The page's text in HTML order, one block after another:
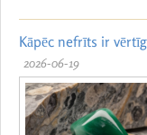
Kāpēc nefrīts ir
2026-06-19